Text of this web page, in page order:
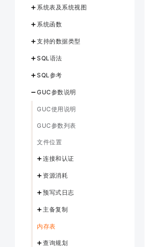
系统表及系统视图
系统函数
支持的数据类型
SQL语法
SQL参考
GUC参数说明
GUC使用说明
GUC参数列表
文件位置
连接和认证
资源消耗
预写式日志
主备复制
内存表
查询规划